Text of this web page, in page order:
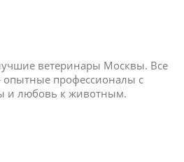
ветеринары Москвы. Все
профессионалы с
и любовь к животным.